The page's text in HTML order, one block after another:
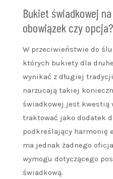
Bukiet świadkowej
obowiązek czy opcja?
W przeciwieństwie do
których bukiety dla
wynikać z długiej
narzucają takiej
świadkowej jest kwestią
traktować jako dodatek
podkreślający harmonię
ma jednak żadnego
wymogu dotyczącego
świadkową.